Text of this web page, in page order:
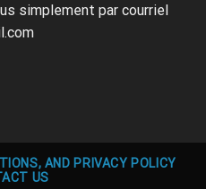
simplement par courriel
AND PRIVACY POLICY
US